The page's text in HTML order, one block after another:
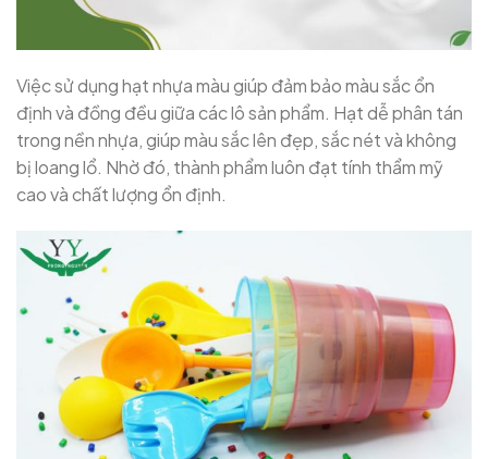
Việc sử dụng hạt nhựa màu giúp đảm bảo màu sắc ổn
định và đồng đều giữa các lô sản phẩm. Hạt dễ phân tán
trong nền nhựa, giúp màu sắc lên đẹp, sắc nét và không
bị loang lổ. Nhờ đó, thành phẩm luôn đạt tính thẩm mỹ
cao và chất lượng ổn định.